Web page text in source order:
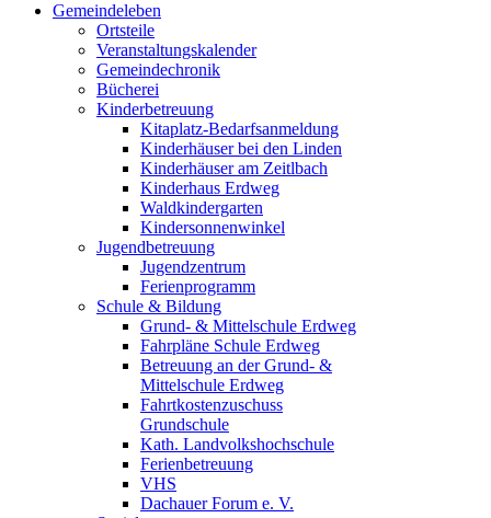
Gemeindeleben
Ortsteile
Veranstaltungskalender
Gemeindechronik
Bücherei
Kinderbetreuung
Kitaplatz-Bedarfsanmeldung
Kinderhäuser bei den Linden
Kinderhäuser am Zeitlbach
Kinderhaus Erdweg
Waldkindergarten
Kindersonnenwinkel
Jugendbetreuung
Jugendzentrum
Ferienprogramm
Schule & Bildung
Grund- & Mittelschule Erdweg
Fahrpläne Schule Erdweg
Betreuung an der Grund- &
Mittelschule Erdweg
Fahrtkostenzuschuss
Grundschule
Kath. Landvolkshochschule
Ferienbetreuung
VHS
Dachauer Forum e. V.